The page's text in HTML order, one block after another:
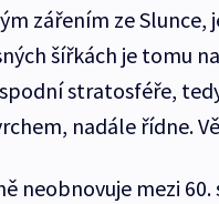
zářením ze Slunce,
šířkách je tomu
stratosféře,
nadále řídne.
neobnovuje mezi